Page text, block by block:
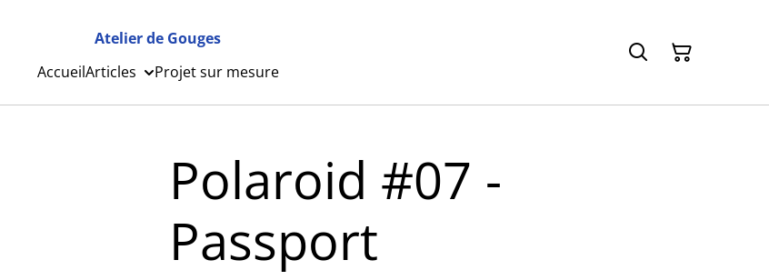
Atelier de Gouges
AccueilArticles Projet sur mesure
Polaroid #07 -
Passport